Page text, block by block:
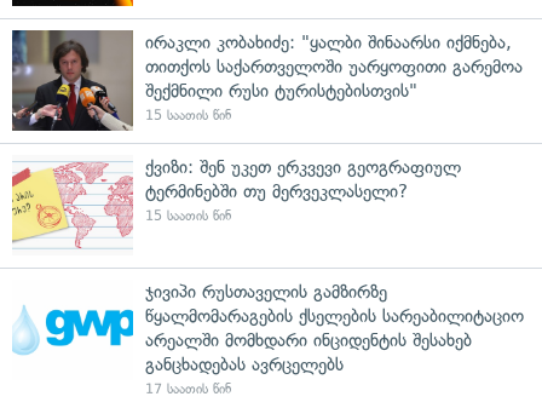
ირაკლი კობახიძე: "ყალბი შინაარსი იქმნება,
თითქოს საქართველოში უარყოფითი გარემოა
შექმნილი რუსი ტურისტებისთვის"
15 საათის წინ
ქვიზი: შენ უკეთ ერკვევი გეოგრაფიულ
ტერმინებში თუ მერვეკლასელი?
15 საათის წინ
ჯივიპი რუსთაველის გამზირზე
წყალმომარაგების ქსელების სარეაბილიტაციო
არეალში მომხდარი ინციდენტის შესახებ
განცხადებას ავრცელებს
17 საათის წინ